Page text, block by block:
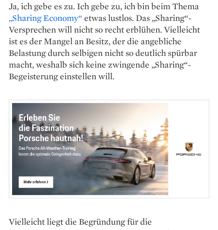
Ja, ich gebe es zu. Ich gebe zu, ich bin beim Thema
„Sharing Economy“ etwas lustlos. Das „Sharing“-
Versprechen will nicht so recht erblühen. Vielleicht
ist es der Mangel an Besitz, der die angebliche
Belastung durch selbigen nicht so deutlich spürbar
macht, weshalb sich keine zwingende „Sharing“-
Begeisterung einstellen will.
Vielleicht liegt die Begründung für die